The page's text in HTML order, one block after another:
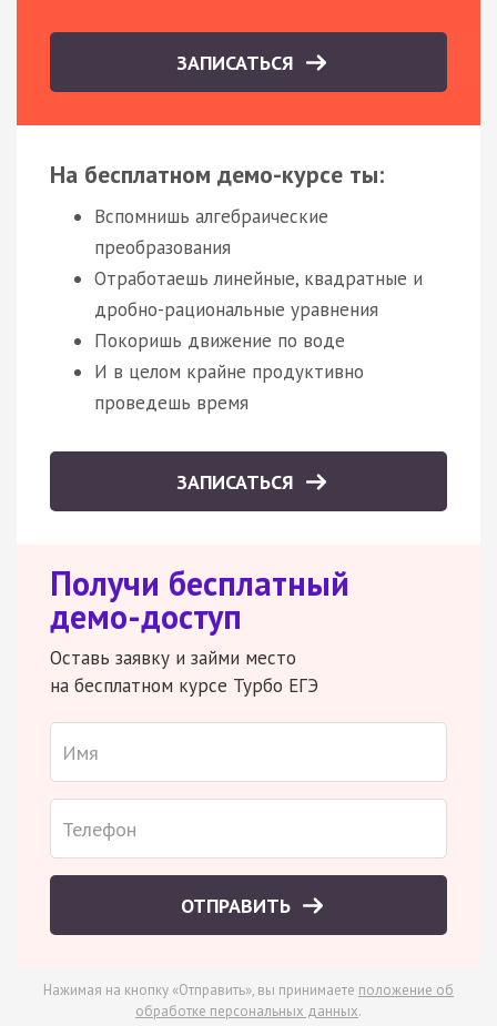
ЗАПИСАТЬСЯ
На бесплатном демо-курсе ты:
Вспомнишь алгебраические
преобразования
Отработаешь линейные, квадратные и
дробно-рациональные уравнения
Покоришь движение по воде
И в целом крайне продуктивно
проведешь время
ЗАПИСАТЬСЯ
Получи бесплатный
демо-доступ
Оставь заявку и займи место
на бесплатном курсе Турбо ЕГЭ
ОТПРАВИТЬ
Нажимая на кнопку «Отправить», вы принимаете положение об
обработке персональных данных.